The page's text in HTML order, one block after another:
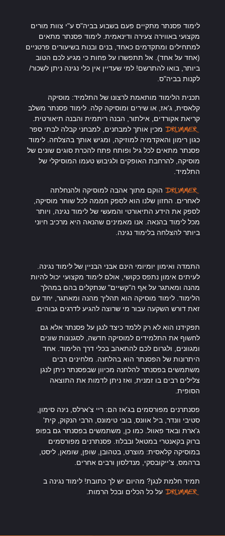
לימוד פסנתר מתקיים פעם בשבוע בביה"ס ע"י צוות מורים
מקצועי באווירה צעירה ודינאמית. לימוד פסנתר מתאים
למתחילים ומתקדמים כאחד, בנים ובנות בשיעורים פרטניים
(אחד על אחד). אל תתפשרו על פחות כי מגיע לכם הטוב
ביותר, בואו להתרשם! למי שעדיין אין כלי נגינה ניתן לשכור/
לקנות בביה"ס.
תכנית הלימוד מותאמת לרצונו של התלמיד: מוסיקה
קלאסית, ג'אז, או שירים ומוסיקה קלה. לימוד פסנתר משלב
קריאת אקורדים, אילתור, הבנה ריתמית והבנה תיאורטית.
מכין אותך למבחנים, למבחני קבלה לבתי ספר
כגון רימון והאקדמיה למוזיקה, ומגיש אותך בהצלחה. לימוד
פסנתר מתאים לכל גיל ופותח פתח להכרת סוגים שונים של
מוסיקה, להרחבת האופקים ולגיבוש טעמו המוסיקלי של
התלמיד.
הוקם מתוך אהבה למוסיקה ולהנחלתה
לאחרים. החזון שלנו הוא לספק חממה לכל שוחר מוסיקה,
לספק את הידע התיאורטי והמעשי של לימוד נגינה, ויותר
מכל לימוד בהנאה. אנו מאמינים שהנאה היא מרכיב חיוני
ביותר להצלחה בלימוד נגינה.
התמדה ואימון יומיומי הינם אבני הבניין של לימוד נגינה.
לעיתים אימון נתפס כקושי, אולם לימוד מקצועי יכול להיות
מהנה ומאתגר על אף ה"קשיים" שנתקלים בהם במהלך
הלימוד. לימוד מוסיקה הוא תהליך מהנה ומאתגר, יחד עם
זאת דורש השקעה עבור מי שרוצה להגיע לדרגים גבוהים.
תפקידנו הוא לא רק ללמד כיצד לנגן על פסנתר אלא גם
לחשוף את התלמידים למוסיקה חדשה, לסגנונות שונים
ומגוונים, ולגרום לכם להתאהב בכלי דרך הלימוד. אחד
היתרונות של הפסנתר הוא בהלחנה. מלחינים רבים
משתמשים בפסנתר להלחנה מכיוון שבפסנתר ניתן לנגן
צלילים רבים בו זמנית, ואז ניתן לדמות את התוצאה
הסופית.
פסנתרנים מפורסמים בג'אז הם: ריי צ'ארלס, נינה סימון,
סטיבי וונדר, ביל אוונס, בובי טימונס, הרבי הנקוק, קית'
ג'ארת ובאד פאוול. כמו כן, משתמשים בפסנתר גם בפופ
ברוק בקאנטרי במטאל ובבלוז. פסנתרנים מפורסמים
במוסיקה קלאסית: מוצרט, בטהובן, שופן, שומאן, ליסט,
ברהמס, צ'ייקובסקי, מנדלסון ורבים אחרים.
תמיד חלמת לנגן? מהיום יש לך כתובת! לימוד נגינה ב
על כל הכלים ובכל הרמות.